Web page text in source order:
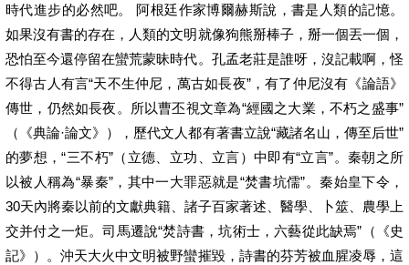
時代進步的必然吧。 阿根廷作家博爾赫斯說，書是人類的記憶。
如果沒有書的存在，人類的文明就像狗熊掰棒子，掰一個丟一個，
恐怕至今還停留在蠻荒蒙昧時代。孔孟老莊是誰呀，沒記載啊，怪
不得古人有言“天不生仲尼，萬古如長夜”，有了仲尼沒有《論語》
傳世，仍然如長夜。所以曹丕視文章為“經國之大業，不朽之盛事”
（《典論·論文》），歷代文人都有著書立說“藏諸名山，傳至后世”
的夢想，“三不朽”（立德、立功、立言）中即有“立言”。秦朝之所
以被人稱為“暴秦”，其中一大罪惡就是“焚書坑儒”。秦始皇下令，
30天內將秦以前的文獻典籍、諸子百家著述、醫學、卜筮、農學上
交并付之一炬。司馬遷說“焚詩書，坑術士，六藝從此缺焉”（《史
記》）。沖天大火中文明被野蠻摧毀，詩書的芬芳被血腥凌辱，這